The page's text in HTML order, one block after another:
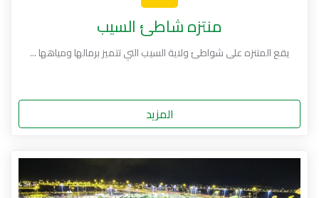
منتزه شاطئ السيب
يقع المتنزه على شواطئ ولاية السيب التي تتميز برمالها ومياهها ...
المزيد